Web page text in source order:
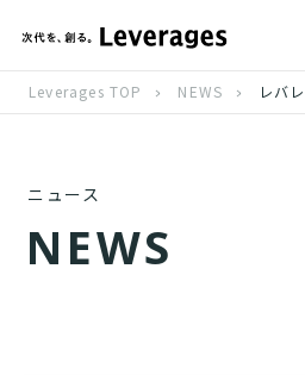
Leverages TOP NEWS
ニュース
NEWS